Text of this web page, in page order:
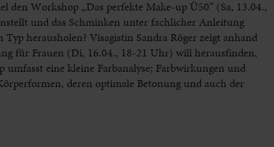
den Workshop „Das perfekte Make-up Ü50“ (Sa, 13.04.,
und das Schminken unter fachlicher Anleitung
herausholen? Visagistin Sandra Röger zeigt anhand
für Frauen (Di, 16.04., 18-21 Uhr) will herausfinden,
eine kleine Farbanalyse; Farbwirkungen und
deren optimale Betonung und auch der